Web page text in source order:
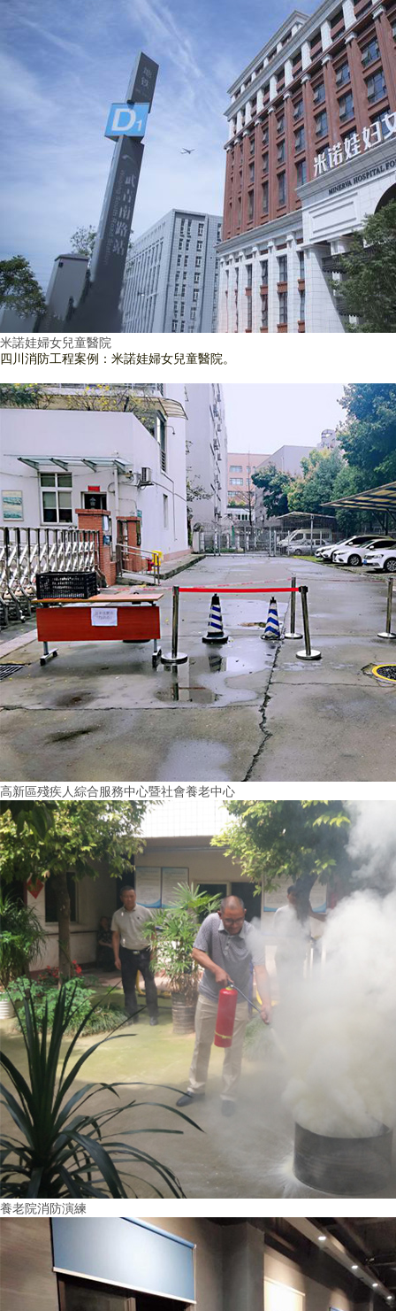
米諾娃婦女兒童醫院
四川消防工程案例：米諾娃婦女兒童醫院。
高新區殘疾人綜合服務中心暨社會養老中心
養老院消防演練